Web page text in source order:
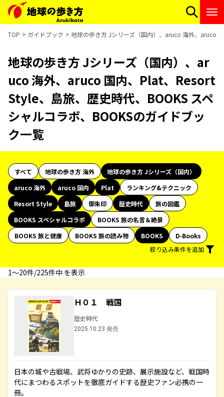
TOP ガイドブック 地球の歩き方 Jシリーズ（国内）、aruco 海外、aruco
地球の歩き方 Jシリーズ（国内）、ar
uco 海外、aruco 国内、Plat、Resort
Style、島旅、歴史時代、BOOKS スペ
シャルコラボ、BOOKSのガイドブッ
ク一覧
すべて 地球の歩き方 海外
地球の歩き方 Jシリーズ（国内）
aruco 海外
aruco 国内 Plat
ランキング&テクニック
Resort Style
島旅 御朱印 歴史時代
旅の図鑑
BOOKS スペシャルコラボ
BOOKS 旅の名言＆絶景
BOOKS 旅と健康
BOOKS 旅の読み物 BOOKS
D-Books
絞り込み条件を追加
1〜20件/225件中 を表示
Ｈ０１ 戦国
歴史時代
2025.10.23 発売
日本の城や古戦場、武将ゆかりの史跡、展示施設など、戦国時
代にまつわるスポットを徹底ガイドする歴史ファン必携の一
冊。